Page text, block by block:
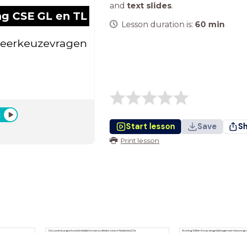
CSE GL en TL
and text slides.
Lesson duration is: 60 min
Start lesson Save
Print lesson
De Luxemburgse kwestie leidde tot een politieke crisis in Nederland. De
Koning Willem II was lange tijd tegen een nieuwe